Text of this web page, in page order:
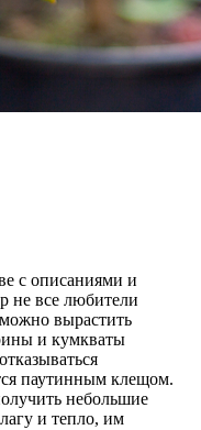
с описаниями и
не все любители
вырастить
и кумкваты
паутинным клещом.
небольшие
и тепло, им